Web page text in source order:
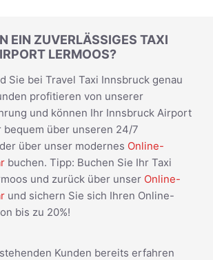
EIN ZUVERLÄSSIGES TAXI
LERMOOS?
Sie bei Travel Taxi Innsbruck genau
profitieren von unserer
und können Ihr Innsbruck Airport
bequem über unseren 24/7
über unser modernes Online-
buchen. Tipp: Buchen Sie Ihr Taxi
und zurück über unser Online-
und sichern Sie sich Ihren Online-
bis zu 20%!
Kunden bereits erfahren